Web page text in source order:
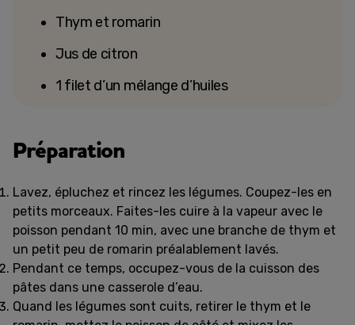
Thym et romarin
Jus de citron
1 filet d’un mélange d’huiles
Préparation
Lavez, épluchez et rincez les légumes. Coupez-les en
petits morceaux. Faites-les cuire à la vapeur avec le
poisson pendant 10 min, avec une branche de thym et
un petit peu de romarin préalablement lavés.
Pendant ce temps, occupez-vous de la cuisson des
pâtes dans une casserole d’eau.
Quand les légumes sont cuits, retirer le thym et le